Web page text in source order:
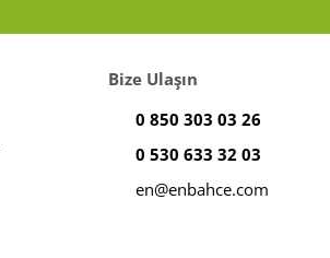
Bize Ulaşın
0 850 303 03 26
0 530 633 32 03
en@enbahce.com